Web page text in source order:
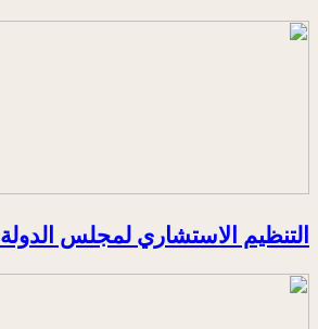
التنظيم الاستشاري لمجلس الدولة